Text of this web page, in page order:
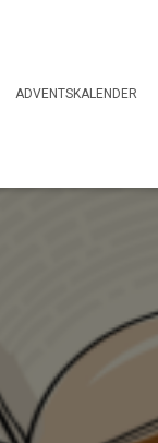
ADVENTSKALENDER